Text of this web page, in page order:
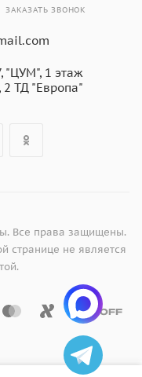
ЗАКАЗАТЬ ЗВОНОК
"ЦУМ", 1 этаж
2 ТД "Европа"
Все права защищены.
странице не является